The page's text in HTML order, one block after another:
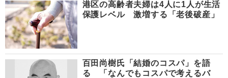
港区の高齢者夫婦は4人に1人が生活
保護レベル 激増する「老後破産」
百田尚樹氏「結婚のコスパ」を語
る 「なんでもコスパで考えるバ